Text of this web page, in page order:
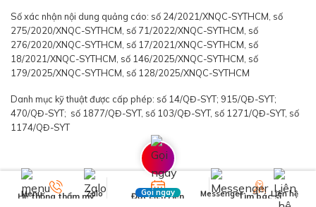
Số xác nhận nội dung quảng cáo: số 24/2021/XNQC-SYTHCM, số
275/2020/XNQC-SYTHCM, số 71/2022/XNQC-SYTHCM, số
276/2020/XNQC-SYTHCM, số 17/2021/XNQC-SYTHCM, số
18/2021/XNQC-SYTHCM, số 146/2025/XNQC-SYTHCM, số
179/2025/XNQC-SYTHCM, số 128/2025/XNQC-SYTHCM
Danh mục kỹ thuật được cấp phép: số 14/QĐ-SYT; 915/QĐ-SYT;
470/QĐ-SYT; số 1877/QĐ-SYT, số 103/QĐ-SYT, số 1271/QĐ-SYT, số
1174/QĐ-SYT
Hệ thống thẩm mỹ Đặt Lịch Hẹn Tìm bác sĩ
Menu Zalo Gọi ngay Messenger Liên hệ